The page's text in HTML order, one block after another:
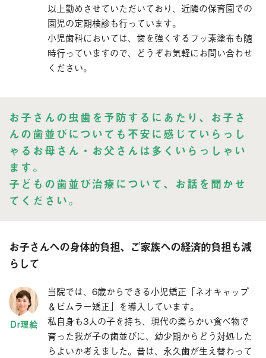
以上勤めさせていただいており、近隣の保育園での
園児の定期検診も行っています。
小児歯科においては、歯を強くするフッ素塗布も随
時行っていますので、どうぞお気軽にお問い合わせ
ください。
お子さんの虫歯を予防するにあたり、お子さ
んの歯並びについても不安に感じていらっし
ゃるお母さん・お父さんは多くいらっしゃい
ます。
子どもの歯並び治療について、お話を聞かせ
てください。
お子さんへの身体的負担、ご家族への経済的負担も減
らして
当院では、6歳からできる小児矯正「ネオキャップ
＆ビムラー矯正」を導入しています。
私自身も3人の子を持ち、現代の柔らかい食べ物で
育った我が子の歯並びに、幼少期からどう対処した
らよいか考えました。昔は、永久歯が生え替わって